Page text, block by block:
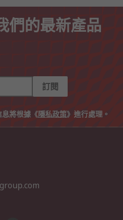
們的最新產品
訂閱
將根據《隱私政策》進行處理。